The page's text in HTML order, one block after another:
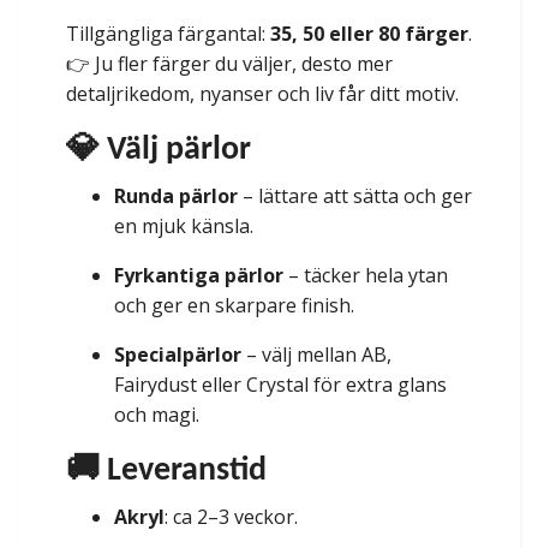
Tillgängliga färgantal: 35, 50 eller 80 färger.
👉 Ju fler färger du väljer, desto mer
detaljrikedom, nyanser och liv får ditt motiv.
💎 Välj pärlor
Runda pärlor – lättare att sätta och ger
en mjuk känsla.
Fyrkantiga pärlor – täcker hela ytan
och ger en skarpare finish.
Specialpärlor – välj mellan AB,
Fairydust eller Crystal för extra glans
och magi.
🚚 Leveranstid
Akryl: ca 2–3 veckor.